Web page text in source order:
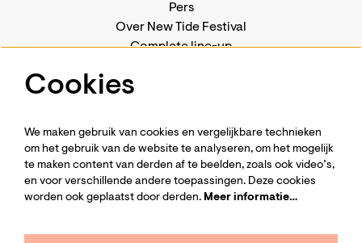
Pers
Over New Tide Festival
Complete line-up
Volg ons
Cookies
We maken gebruik van cookies en vergelijkbare technieken
om het gebruik van de website te analyseren, om het mogelijk
te maken content van derden af te beelden, zoals ook video’s,
en voor verschillende andere toepassingen. Deze cookies
worden ook geplaatst door derden. Meer informatie…